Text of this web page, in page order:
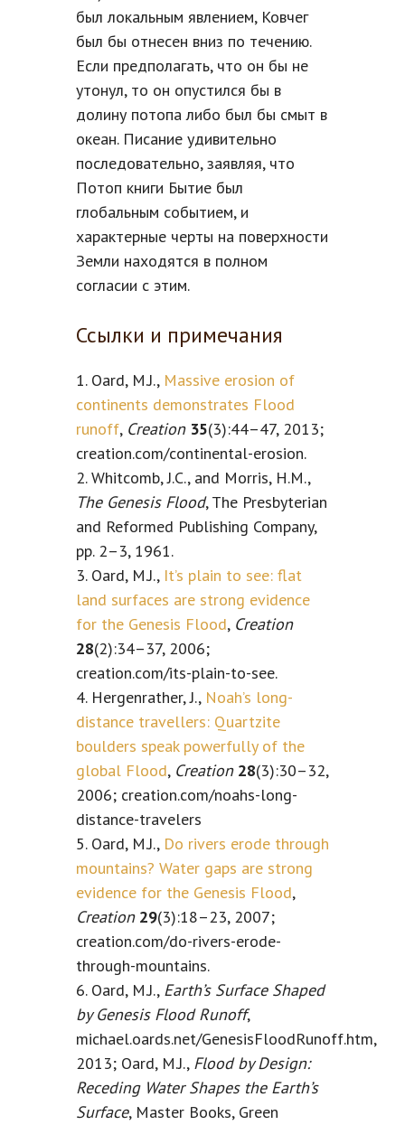
был локальным явлением, Ковчег
был бы отнесен вниз по течению.
Если предполагать, что он бы не
утонул, то он опустился бы в
долину потопа либо был бы смыт в
океан. Писание удивительно
последовательно, заявляя, что
Потоп книги Бытие был
глобальным событием, и
характерные черты на поверхности
Земли находятся в полном
согласии с этим.
Ссылки и примечания
1. Oard, M.J., Massive erosion of
continents demonstrates Flood
runoff, Creation 35(3):44–47, 2013;
creation.com/continental-erosion.
2. Whitcomb, J.C., and Morris, H.M.,
The Genesis Flood, The Presbyterian
and Reformed Publishing Company,
pp. 2–3, 1961.
3. Oard, M.J., It’s plain to see: flat
land surfaces are strong evidence
for the Genesis Flood, Creation
28(2):34–37, 2006;
creation.com/its-plain-to-see.
4. Hergenrather, J., Noah’s long-
distance travellers: Quartzite
boulders speak powerfully of the
global Flood, Creation 28(3):30–32,
2006; creation.com/noahs-long-
distance-travelers
5. Oard, M.J., Do rivers erode through
mountains? Water gaps are strong
evidence for the Genesis Flood,
Creation 29(3):18–23, 2007;
creation.com/do-rivers-erode-
through-mountains.
6. Oard, M.J., Earth’s Surface Shaped
by Genesis Flood Runoff,
michael.oards.net/GenesisFloodRunoff.htm,
2013; Oard, M.J., Flood by Design:
Receding Water Shapes the Earth’s
Surface, Master Books, Green